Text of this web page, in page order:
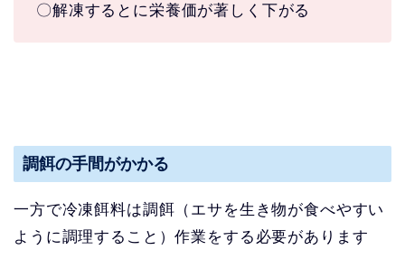
〇解凍するとに栄養価が著しく下がる
調餌の手間がかかる
一方で冷凍餌料は調餌（エサを生き物が食べやすい
ように調理すること）作業をする必要があります